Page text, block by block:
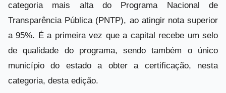
categoria mais alta do Programa Nacional de
Transparência Pública (PNTP), ao atingir nota superior
a 95%. É a primeira vez que a capital recebe um selo
de qualidade do programa, sendo também o único
município do estado a obter a certificação, nesta
categoria, desta edição.